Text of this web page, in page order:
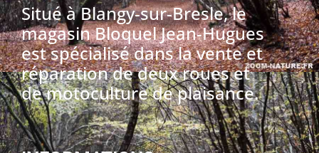
Situé à Blangy-sur-Bresle, le
magasin Bloquel Jean-Hugues
est spécialisé dans la vente et
réparation de deux roues et
de motoculture de plaisance.